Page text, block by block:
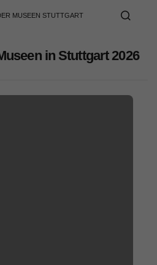
MUSEEN STUTTGART
in Stuttgart 2026